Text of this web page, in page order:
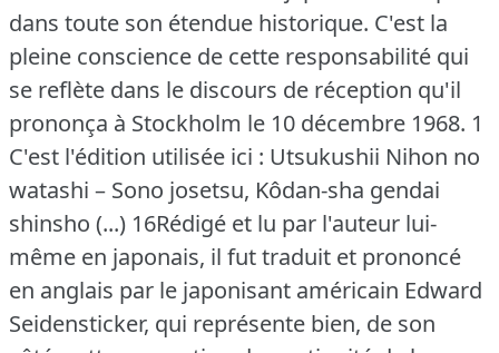
dans toute son étendue historique. C'est la
pleine conscience de cette responsabilité qui
se reflète dans le discours de réception qu'il
prononça à Stockholm le 10 décembre 1968. 1
C'est l'édition utilisée ici : Utsukushii Nihon no
watashi – Sono josetsu, Kôdan-sha gendai
shinsho (...) 16Rédigé et lu par l'auteur lui-
même en japonais, il fut traduit et prononcé
en anglais par le japonisant américain Edward
Seidensticker, qui représente bien, de son